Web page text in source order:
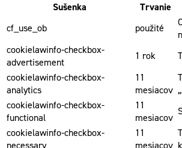
Sušenka
Trvanie
cf_use_ob
použité
cookielawinfo-checkbox-
advertisement
1 rok
cookielawinfo-checkbox-
analytics
11
mesiacov
cookielawinfo-checkbox-
functional
11
mesiacov
cookielawinfo-checkbox-
necessary
11
mesiacov